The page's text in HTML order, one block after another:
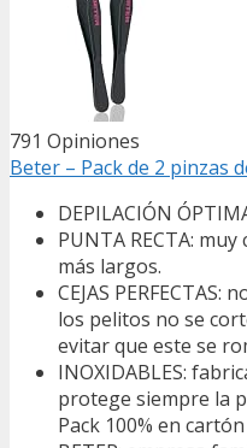
791 Opiniones
Beter – Pack de 2 pinzas
DEPILACIÓN
PUNTA RECTA:
más largos.
CEJAS
los pelitos no se
evitar que este se
INOXIDABLES:
protege siempre la
Pack 100% en